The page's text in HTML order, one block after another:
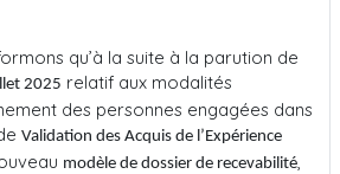
qu’à la suite à la parution de
2025 relatif aux modalités
des personnes engagées dans
Validation des Acquis de l’Expérience
modèle de dossier de recevabilité